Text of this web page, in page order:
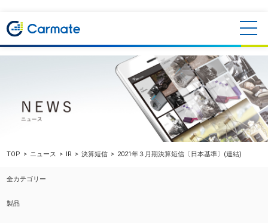
TOP ニュース IR 決算短信 2021年３月期決算短信〔日本基準〕(連結)
全カテゴリー
製品